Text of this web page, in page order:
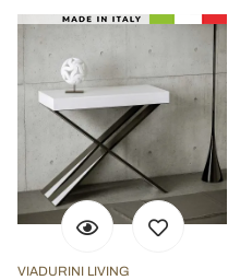
VIADURINI LIVING